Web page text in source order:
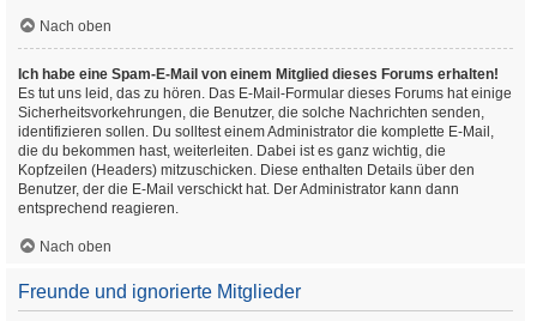
Nach oben
Ich habe eine Spam-E-Mail von einem Mitglied dieses Forums erhalten!
Es tut uns leid, das zu hören. Das E-Mail-Formular dieses Forums hat einige
Sicherheitsvorkehrungen, die Benutzer, die solche Nachrichten senden,
identifizieren sollen. Du solltest einem Administrator die komplette E-Mail,
die du bekommen hast, weiterleiten. Dabei ist es ganz wichtig, die
Kopfzeilen (Headers) mitzuschicken. Diese enthalten Details über den
Benutzer, der die E-Mail verschickt hat. Der Administrator kann dann
entsprechend reagieren.
Nach oben
Freunde und ignorierte Mitglieder